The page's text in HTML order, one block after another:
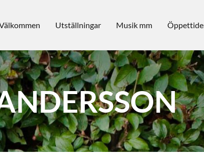
Utställningar Musik mm